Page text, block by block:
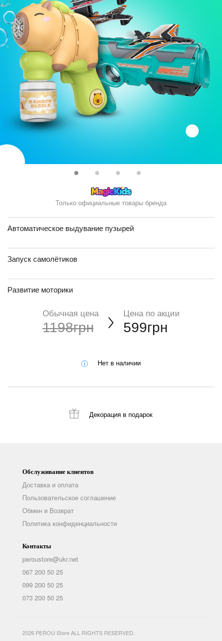
Только официальные товары бренда
Автоматическое выдувание пузырей
Запуск самолётиков
Развитие моторики
Обычная цена
1198грн
Цена по акции
599грн
Нет в наличии
Декорация в подарок
Обслуживание клиентов
Доставка и оплата
Пользовательское соглашение
Обмен и Возврат
Политика конфиденциальности
Контакты
peroustore@ukr.net
067 200 50 25
099 200 50 25
073 200 50 25
2026 PEROU Store ALL RIGHTS RESERVED.